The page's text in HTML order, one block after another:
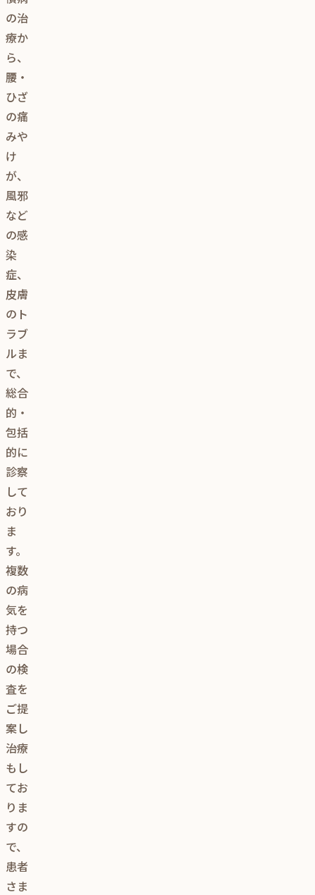
の治
療か
ら、
腰・
ひざ
の痛
みや
け
が、
風邪
など
の感
染
症、
皮膚
のト
ラブ
ルま
で、
総合
的・
包括
的に
診察
して
おり
ま
す。
複数
の病
気を
持つ
場合
の検
査を
ご提
案し
治療
もし
てお
りま
すの
で、
患者
さま